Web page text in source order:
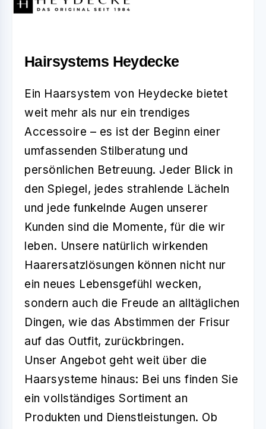
Hairsystems Heydecke
Ein Haarsystem von Heydecke bietet
weit mehr als nur ein trendiges
Accessoire – es ist der Beginn einer
umfassenden Stilberatung und
persönlichen Betreuung. Jeder Blick in
den Spiegel, jedes strahlende Lächeln
und jede funkelnde Augen unserer
Kunden sind die Momente, für die wir
leben. Unsere natürlich wirkenden
Haarersatzlösungen können nicht nur
ein neues Lebensgefühl wecken,
sondern auch die Freude an alltäglichen
Dingen, wie das Abstimmen der Frisur
auf das Outfit, zurückbringen.
Unser Angebot geht weit über die
Haarsysteme hinaus: Bei uns finden Sie
ein vollständiges Sortiment an
Produkten und Dienstleistungen. Ob